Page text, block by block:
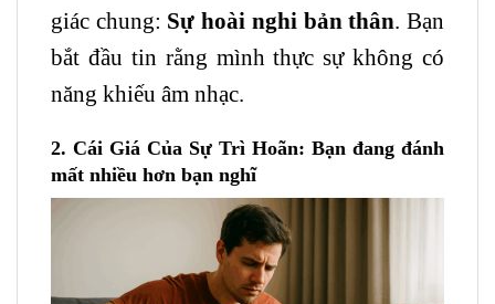
giác chung: Sự hoài nghi bản thân. Bạn
bắt đầu tin rằng mình thực sự không có
năng khiếu âm nhạc.
2. Cái Giá Của Sự Trì Hoãn: Bạn đang đánh
mất nhiều hơn bạn nghĩ